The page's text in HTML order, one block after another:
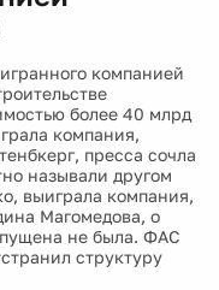
компанией
более 40 млрд
компания,
пресса сочла
называли другом
выиграла компания,
Магомедова, о
не была. ФАС
структуру